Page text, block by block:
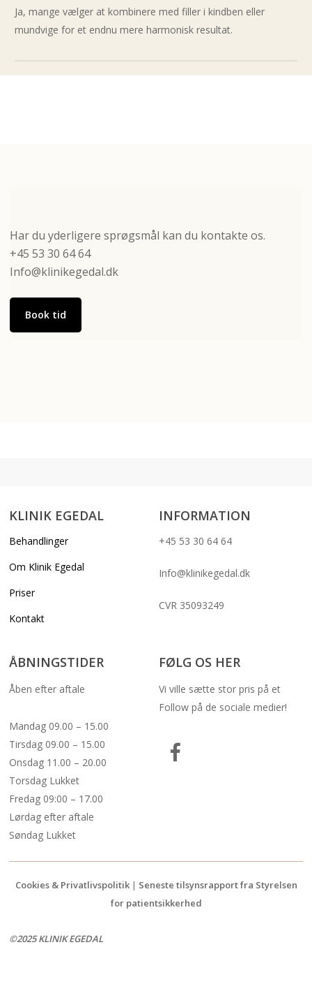
Ja, mange vælger at kombinere med filler i kindben eller
mundvige for et endnu mere harmonisk resultat.
Har du yderligere sprøgsmål kan du kontakte os.
+45 53 30 64 64
Info@klinikegedal.dk
Book tid
KLINIK EGEDAL
Behandlinger
Om Klinik Egedal
Priser
Kontakt
INFORMATION
+45 53 30 64 64
Info@klinikegedal.dk
CVR 35093249
ÅBNINGSTIDER
Åben efter aftale
Mandag 09.00 – 15.00
Tirsdag 09.00 – 15.00
Onsdag 11.00 – 20.00
Torsdag Lukket
Fredag 09:00 – 17.00
Lørdag efter aftale
Søndag Lukket
FØLG OS HER
Vi ville sætte stor pris på et
Follow på de sociale medier!
Cookies & Privatlivspolitik| Seneste tilsynsrapport fra Styrelsen
for patientsikkerhed
©2025 KLINIK EGEDAL